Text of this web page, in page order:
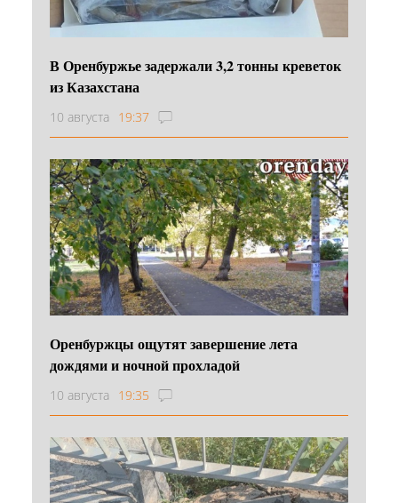
В Оренбуржье задержали 3,2 тонны креветок
из Казахстана
10 августа 19:37
Оренбуржцы ощутят завершение лета
дождями и ночной прохладой
10 августа 19:35